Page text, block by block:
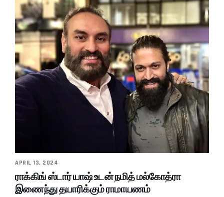
APRIL 13, 2024
ராக்கிங் ஸ்டார் யாஷ் உடன் நமித் மல்கோத்ரா
இணைந்து தயாரிக்கும் ராமாயணம்